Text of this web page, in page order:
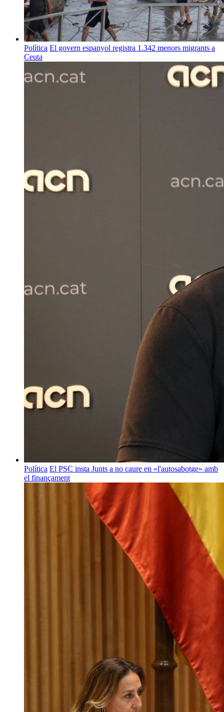
Política El govern espanyol registra 1.342 menors migrants a
Ceuta
Política El PSC insta Junts a no caure en «l'autosabotge» amb
el finançament